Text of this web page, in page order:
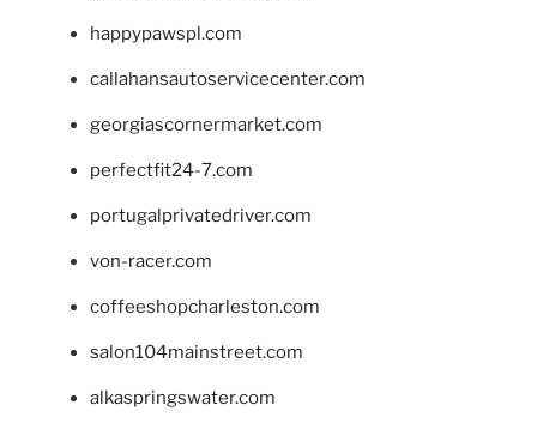
happypawspl.com
callahansautoservicecenter.com
georgiascornermarket.com
perfectfit24-7.com
portugalprivatedriver.com
von-racer.com
coffeeshopcharleston.com
salon104mainstreet.com
alkaspringswater.com